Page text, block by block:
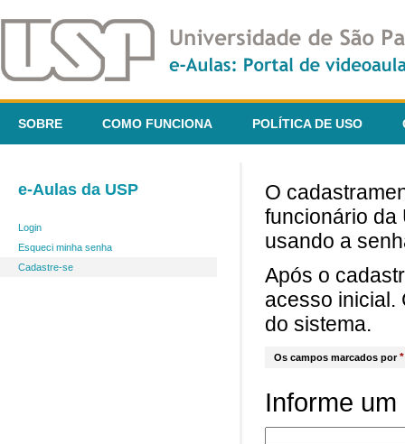
SOBRE COMO FUNCIONA POLÍTICA DE USO
e-Aulas da USP
Login
Esqueci minha senha
Cadastre-se
O
funcionário da
usando a
Após o
acesso inicial.
do sistema.
Os campos marcados por*
Informe